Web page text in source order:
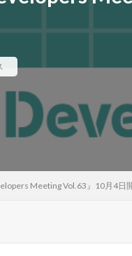
Meeting Vol.63』10月4日